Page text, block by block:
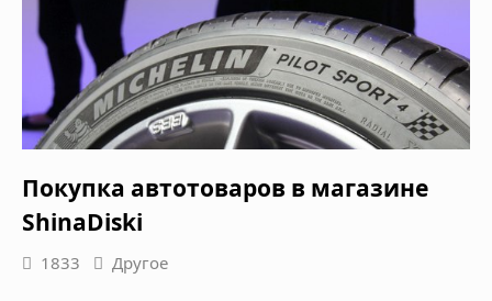
Покупка автотоваров в магазине
ShinaDiski
1833 Другое